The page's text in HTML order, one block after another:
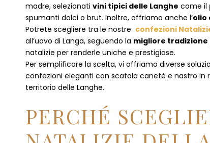
madre, selezionati vini tipici delle Langhe come il
spumanti dolci o brut. Inoltre, offriamo anche l’olio
Potrete scegliere tra le nostre confezioni
all’uovo di Langa, seguendo la migliore
natalizie per renderle uniche e prestigiose.
Per semplificare la scelta, vi offriamo diverse
confezioni eleganti con scatola canetè e nastro in
territorio delle Langhe.
PERCHÉ